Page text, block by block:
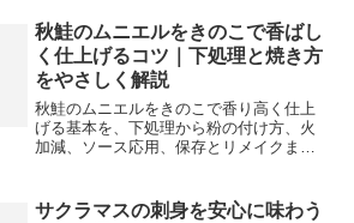
いきます。
秋鮭のムニエルをきのこで香ばし
く仕上げるコツ｜下処理と焼き方
をやさしく解説
秋鮭のムニエルをきのこで香り高く仕上
げる基本を、下処理から粉の付け方、火
加減、ソース応用、保存とリメイクまで
作れるよう導きます。
サクラマスの刺身を安心に味わう